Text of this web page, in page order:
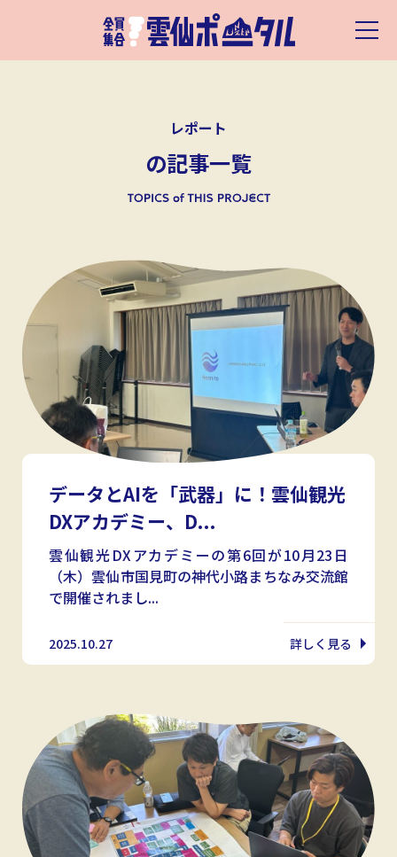
レポート
の記事一覧
データとAIを「武器」に！雲仙観光
DXアカデミー、D...
雲仙観光DXアカデミーの第6回が10月23日
（木）雲仙市国見町の神代小路まちなみ交流館
で開催されまし...
2025.10.27 詳しく見る